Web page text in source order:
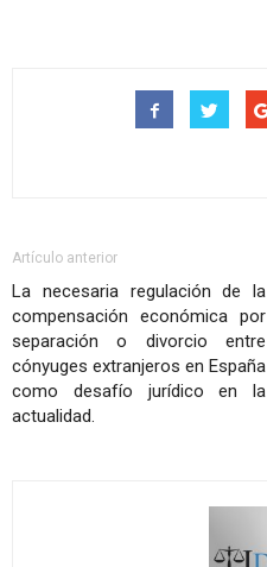
Artículo anterior
La necesaria regulación de la
compensación económica por
separación o divorcio entre
cónyuges extranjeros en España
como desafío jurídico en la
actualidad.